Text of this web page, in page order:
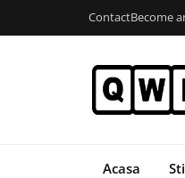
ContactBecome
Acasa